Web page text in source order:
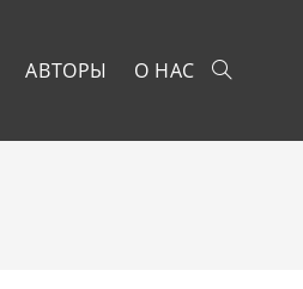
АВТОРЫ О НАС